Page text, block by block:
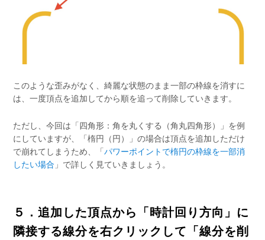
このような歪みがなく、綺麗な状態のまま一部の枠線を消すに
は、一度頂点を追加してから順を追って削除していきます。
ただし、今回は「四角形：角を丸くする（角丸四角形）」を例
にしていますが、「楕円（円）」の場合は頂点を追加しただけ
で崩れてしまうため、「パワーポイントで楕円の枠線を一部消
したい場合 」で詳しく見ていきましょう。
５．追加した頂点から「時計回り方向」に
隣接する線分を右クリックして「線分を削